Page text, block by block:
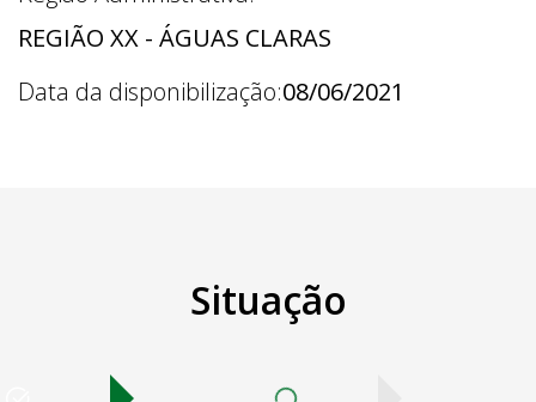
REGIÃO XX - ÁGUAS CLARAS
Data da disponibilização:08/06/2021
Situação